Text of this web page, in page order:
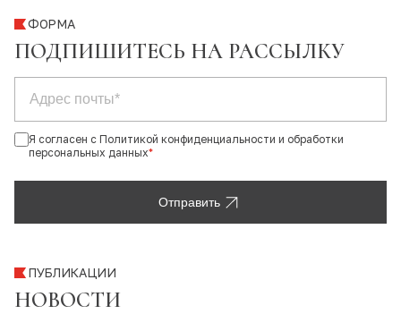
ФОРМА
ПОДПИШИТЕСЬ НА РАССЫЛКУ
Я согласен с Политикой конфиденциальности и обработки
персональных данных*
Отправить
ПУБЛИКАЦИИ
НОВОСТИ